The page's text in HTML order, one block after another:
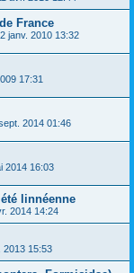
France
janv. 2010 13:32
17:31
2014 01:46
2014 16:03
linnéenne
2014 14:24
2013 15:53